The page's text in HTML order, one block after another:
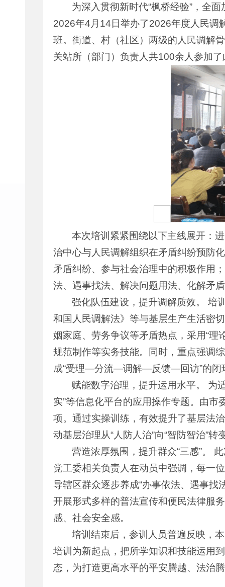
为深入贯彻新时代“枫桥经验”，全
2026年4月14日举办了2026年度人民调
班。街道、村（社区）两级的人民调解
关站所（部门）负责人共100余人参加
本次培训紧紧围绕以下主线展开：
治中心与人民调解组织在矛盾纠纷预防
矛盾纠纷、参与社会治理中的积极作用
法、遇事找法、解决问题用法、化解矛
强化队伍建设，提升调解质效。 培
和国人民调解法》等与基层生产生活密
姻家庭、劳务争议等矛盾热点，采用“理
规范制作等实务技能。同时，重点强调
成“受理—分流—调解—反馈—回访”的闭
赋能数字治理，提升运用水平。 为
实”等信息化平台的应用操作专题。由
项。通过实操训练，有效提升了基层法
动基层治理从“人防人治”向“智防智治”
营造浓厚氛围，提升群众“三感”。
党工委相关负责人在动员中强调，每一
导辖区群众逐步养成“办事依法、遇事找
开展形式多样的普法宣传和便民法律服
感、社会安全感。
培训结束后，参训人员普遍反映，
培训为新起点，把所学知识和技能运用
态，为打造更高水平的平安腾越、法治